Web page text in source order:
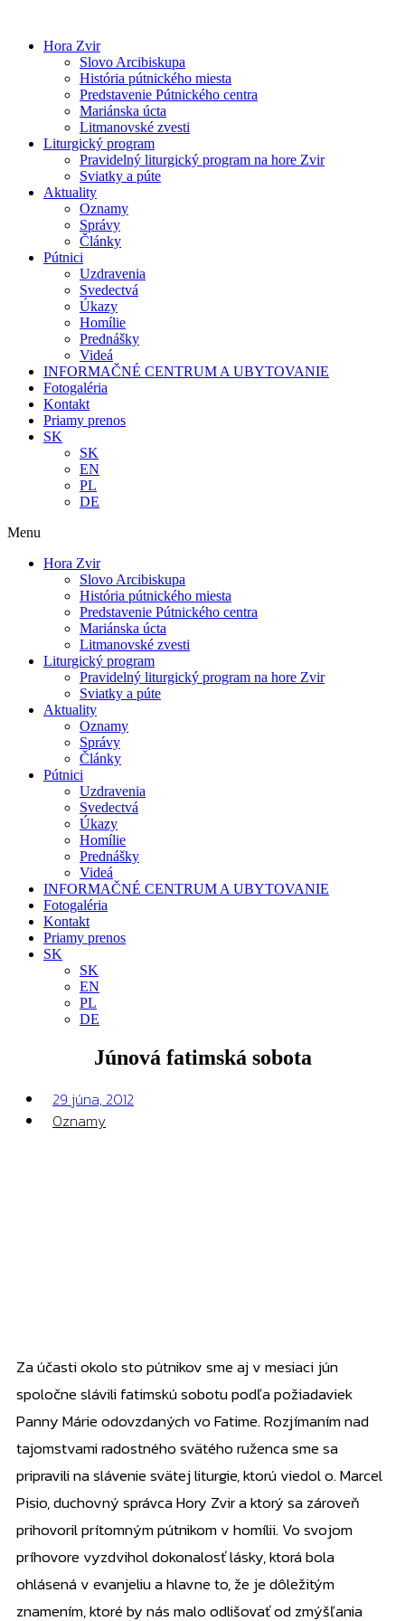
obsah
Hora Zvir
Slovo Arcibiskupa
História pútnického miesta
Predstavenie Pútnického centra
Mariánska úcta
Litmanovské zvesti
Liturgický program
Pravidelný liturgický program na hore Zvir
Sviatky a púte
Aktuality
Oznamy
Správy
Články
Pútnici
Uzdravenia
Svedectvá
Úkazy
Homílie
Prednášky
Videá
INFORMAČNÉ CENTRUM A UBYTOVANIE
Fotogaléria
Kontakt
Priamy prenos
SK
SK
EN
PL
DE
Menu
Hora Zvir
Slovo Arcibiskupa
História pútnického miesta
Predstavenie Pútnického centra
Mariánska úcta
Litmanovské zvesti
Liturgický program
Pravidelný liturgický program na hore Zvir
Sviatky a púte
Aktuality
Oznamy
Správy
Články
Pútnici
Uzdravenia
Svedectvá
Úkazy
Homílie
Prednášky
Videá
INFORMAČNÉ CENTRUM A UBYTOVANIE
Fotogaléria
Kontakt
Priamy prenos
SK
SK
EN
PL
DE
Júnová fatimská sobota
29 júna, 2012
Oznamy
Za účasti okolo sto pútnikov sme aj v mesiaci jún
spoločne slávili fatimskú sobotu podľa požiadaviek
Panny Márie odovzdaných vo Fatime. Rozjímaním nad
tajomstvami radostného svätého ruženca sme sa
pripravili na slávenie svätej liturgie, ktorú viedol o. Marcel
Pisio, duchovný správca Hory Zvir a ktorý sa zároveň
prihovoril prítomným pútnikom v homílii. Vo svojom
príhovore vyzdvihol dokonalosť lásky, ktorá bola
ohlásená v evanjeliu a hlavne to, že je dôležitým
znamením, ktoré by nás malo odlišovať od zmýšľania